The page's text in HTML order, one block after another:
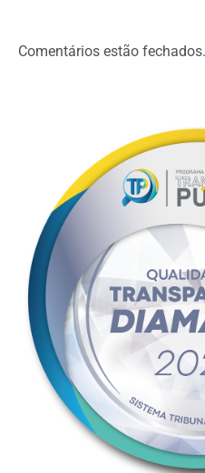
Comentários estão fechados.